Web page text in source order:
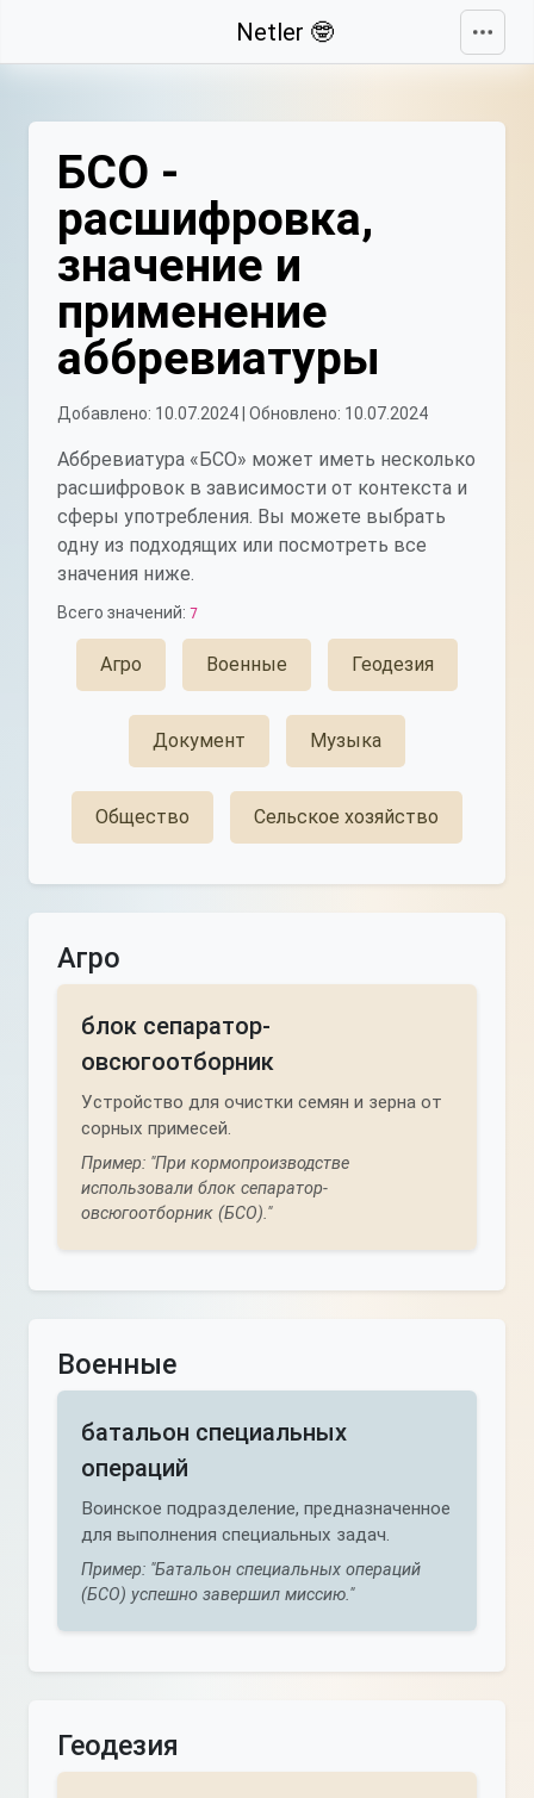
Netler 🤓
БСО -
расшифровка,
значение и
применение
аббревиатуры
Добавлено: 10.07.2024 | Обновлено: 10.07.2024
Аббревиатура «БСО» может иметь несколько
расшифровок в зависимости от контекста и
сферы употребления. Вы можете выбрать
одну из подходящих или посмотреть все
значения ниже.
Всего значений: 7
Агро Военные Геодезия
Документ Музыка
Общество Сельское хозяйство
Агро
блок сепаратор-
овсюгоотборник
Устройство для очистки семян и зерна от
сорных примесей.
Пример: "При кормопроизводстве
использовали блок сепаратор-
овсюгоотборник (БСО)."
Военные
батальон специальных
операций
Воинское подразделение, предназначенное
для выполнения специальных задач.
Пример: "Батальон специальных операций
(БСО) успешно завершил миссию."
Геодезия